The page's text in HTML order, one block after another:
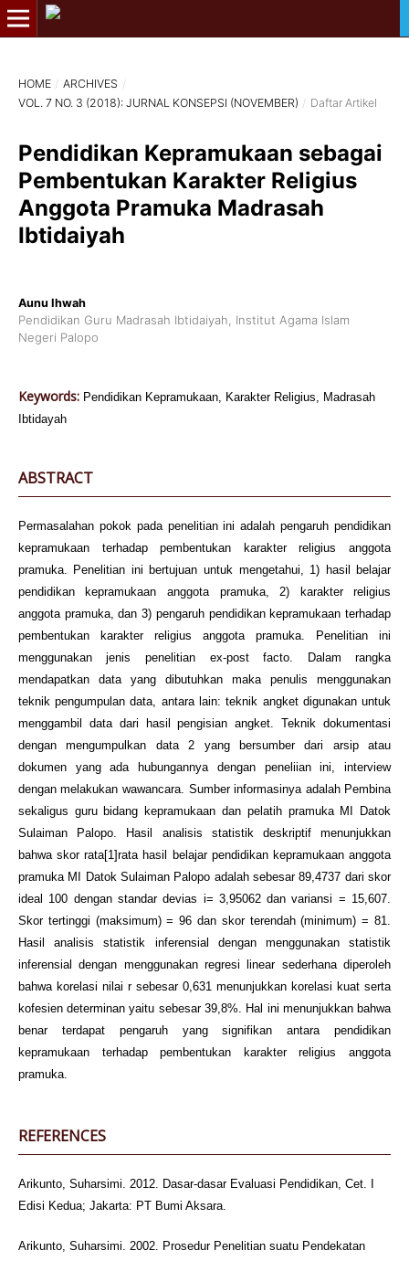
HOME / ARCHIVES /
VOL. 7 NO. 3 (2018): JURNAL KONSEPSI (NOVEMBER) / Daftar Artikel
Pendidikan Kepramukaan sebagai
Pembentukan Karakter Religius
Anggota Pramuka Madrasah
Ibtidaiyah
Aunu Ihwah
Pendidikan Guru Madrasah Ibtidaiyah, Institut Agama Islam
Negeri Palopo
Keywords: Pendidikan Kepramukaan, Karakter Religius, Madrasah
Ibtidayah
ABSTRACT
Permasalahan pokok pada penelitian ini adalah pengaruh pendidikan
kepramukaan terhadap pembentukan karakter religius anggota
pramuka. Penelitian ini bertujuan untuk mengetahui, 1) hasil belajar
pendidikan kepramukaan anggota pramuka, 2) karakter religius
anggota pramuka, dan 3) pengaruh pendidikan kepramukaan terhadap
pembentukan karakter religius anggota pramuka. Penelitian ini
menggunakan jenis penelitian ex-post facto. Dalam rangka
mendapatkan data yang dibutuhkan maka penulis menggunakan
teknik pengumpulan data, antara lain: teknik angket digunakan untuk
menggambil data dari hasil pengisian angket. Teknik dokumentasi
dengan mengumpulkan data 2 yang bersumber dari arsip atau
dokumen yang ada hubungannya dengan peneliian ini, interview
dengan melakukan wawancara. Sumber informasinya adalah Pembina
sekaligus guru bidang kepramukaan dan pelatih pramuka MI Datok
Sulaiman Palopo. Hasil analisis statistik deskriptif menunjukkan
bahwa skor rata[1]rata hasil belajar pendidikan kepramukaan anggota
pramuka MI Datok Sulaiman Palopo adalah sebesar 89,4737 dari skor
ideal 100 dengan standar devias i= 3,95062 dan variansi = 15,607.
Skor tertinggi (maksimum) = 96 dan skor terendah (minimum) = 81.
Hasil analisis statistik inferensial dengan menggunakan statistik
inferensial dengan menggunakan regresi linear sederhana diperoleh
bahwa korelasi nilai r sebesar 0,631 menunjukkan korelasi kuat serta
kofesien determinan yaitu sebesar 39,8%. Hal ini menunjukkan bahwa
benar terdapat pengaruh yang signifikan antara pendidikan
kepramukaan terhadap pembentukan karakter religius anggota
pramuka.
REFERENCES
Arikunto, Suharsimi. 2012. Dasar-dasar Evaluasi Pendidikan, Cet. I
Edisi Kedua; Jakarta: PT Bumi Aksara.
Arikunto, Suharsimi. 2002. Prosedur Penelitian suatu Pendekatan